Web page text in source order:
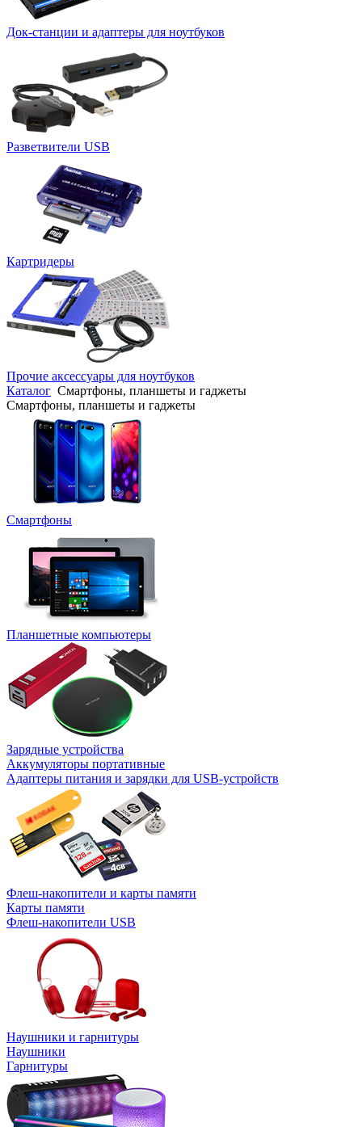
Док-станции и адаптеры для ноутбуков
Разветвители USB
Картридеры
Прочие аксессуары для ноутбуков
Каталог Смартфоны, планшеты и гаджеты
Смартфоны, планшеты и гаджеты
Смартфоны
Планшетные компьютеры
Зарядные устройства
Аккумуляторы портативные
Адаптеры питания и зарядки для USB-устройств
Флеш-накопители и карты памяти
Карты памяти
Флеш-накопители USB
Наушники и гарнитуры
Наушники
Гарнитуры